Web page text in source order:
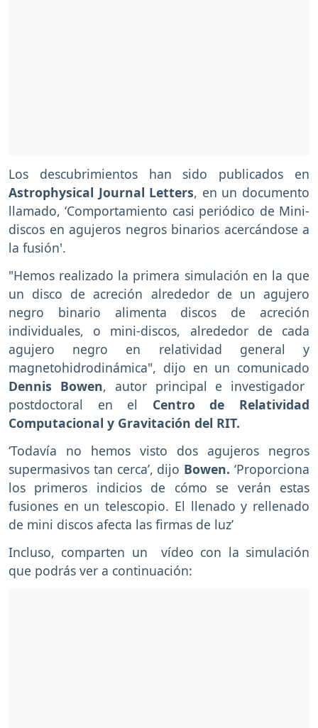
Los descubrimientos han sido publicados en
Astrophysical Journal Letters, en un documento
llamado, ‘Comportamiento casi periódico de Mini-
discos en agujeros negros binarios acercándose a
la fusión'.
"Hemos realizado la primera simulación en la que
un disco de acreción alrededor de un agujero
negro binario alimenta discos de acreción
individuales, o mini-discos, alrededor de cada
agujero negro en relatividad general y
magnetohidrodinámica", dijo en un comunicado
Dennis Bowen, autor principal e investigador
postdoctoral en el Centro de Relatividad
Computacional y Gravitación del RIT.
‘Todavía no hemos visto dos agujeros negros
supermasivos tan cerca’, dijo Bowen. ‘Proporciona
los primeros indicios de cómo se verán estas
fusiones en un telescopio. El llenado y rellenado
de mini discos afecta las firmas de luz’
Incluso, comparten un vídeo con la simulación
que podrás ver a continuación: